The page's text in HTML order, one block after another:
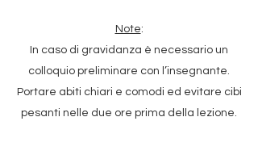
Note:
In caso di gravidanza è necessario un
colloquio preliminare con l’insegnante.
Portare abiti chiari e comodi ed evitare cibi
pesanti nelle due ore prima della lezione.